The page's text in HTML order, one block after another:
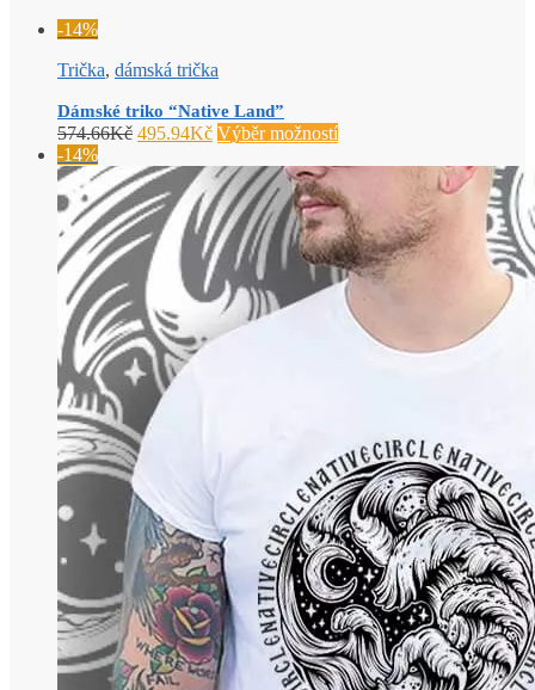
-14%
Trička, dámská trička
Dámské triko “Native Land”
574.66Kč 495.94Kč Výběr možností
-14%